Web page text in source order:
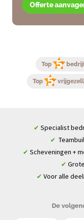
Offerte
Top
Top
✔ Specialist
✔
✔ Scheveningen +
✔
✔ Voor alle
De